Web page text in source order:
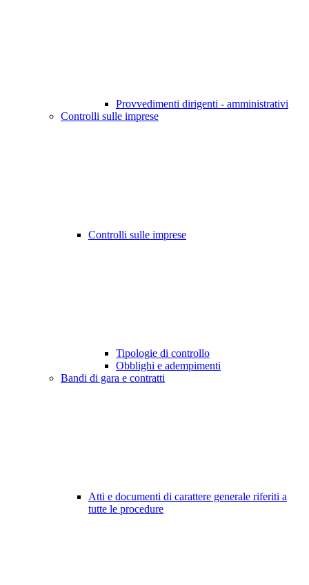
Provvedimenti dirigenti - amministrativi
Controlli sulle imprese
Controlli sulle imprese
Tipologie di controllo
Obblighi e adempimenti
Bandi di gara e contratti
Atti e documenti di carattere generale riferiti a
tutte le procedure